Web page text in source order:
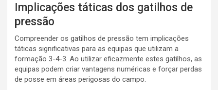
Implicações táticas dos gatilhos de
pressão
Compreender os gatilhos de pressão tem implicações
táticas significativas para as equipas que utilizam a
formação 3-4-3. Ao utilizar eficazmente estes gatilhos, as
equipas podem criar vantagens numéricas e forçar perdas
de posse em áreas perigosas do campo.